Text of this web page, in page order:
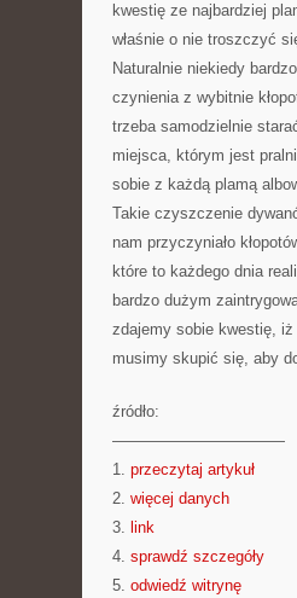
kwestię ze najbardziej
właśnie o nie troszczyć
Naturalnie niekiedy
czynienia z wybitnie
trzeba samodzielnie
miejsca, którym jest
sobie z każdą plamą
Takie czyszczenie
nam przyczyniało
które to każdego dnia
bardzo dużym
zdajemy sobie kwestię,
musimy skupić się, aby
źródło:
———————————
1. przeczytaj artykuł
2. więcej danych
3. link
4. sprawdź szczegóły
5. odwiedź witrynę